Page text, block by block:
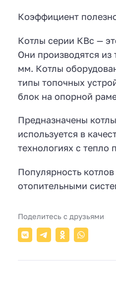
Коэффициент
Котлы серии КВс —
Они производятся
мм. Котлы
типы топочных
блок на опорной
Предназначены
используется в
технологиях с
Популярность
отопительными
Поделитесь с друзьями